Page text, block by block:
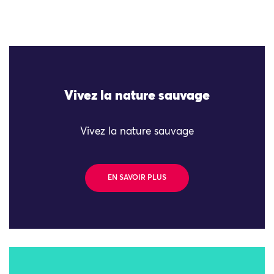
Vivez la nature sauvage
Vivez la nature sauvage
EN SAVOIR PLUS